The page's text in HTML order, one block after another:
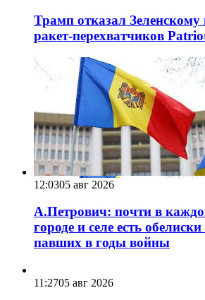
Трамп отказал Зеленскому
ракет-перехватчиков
12:0305 авг 2026
А.Петрович: почти в
городе и селе есть
павших в годы войны
11:2705 авг 2026